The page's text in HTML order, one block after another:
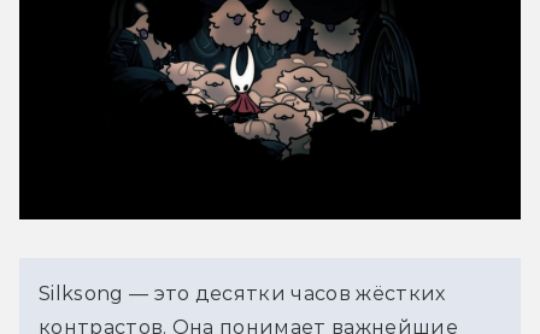
Silksong — это десятки часов жёстких
контрастов. Она понимает важнейшие